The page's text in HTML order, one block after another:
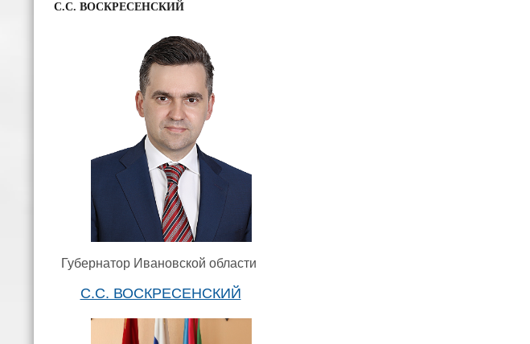
С.С. ВОСКРЕСЕНСКИЙ
Губернатор Ивановской области
С.С. ВОСКРЕСЕНСКИЙ